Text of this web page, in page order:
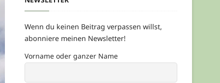
Wenn du keinen Beitrag verpassen willst,
abonniere meinen Newsletter!
Vorname oder ganzer Name